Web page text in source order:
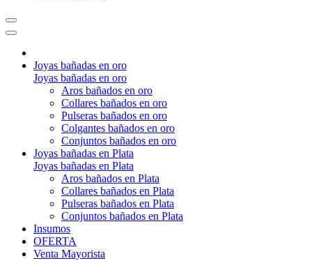
Joyas bañadas en oro
Joyas bañadas en oro
Aros bañados en oro
Collares bañados en oro
Pulseras bañados en oro
Colgantes bañados en oro
Conjuntos bañados en oro
Joyas bañadas en Plata
Joyas bañadas en Plata
Aros bañados en Plata
Collares bañados en Plata
Pulseras bañados en Plata
Conjuntos bañados en Plata
Insumos
OFERTA
Venta Mayorista